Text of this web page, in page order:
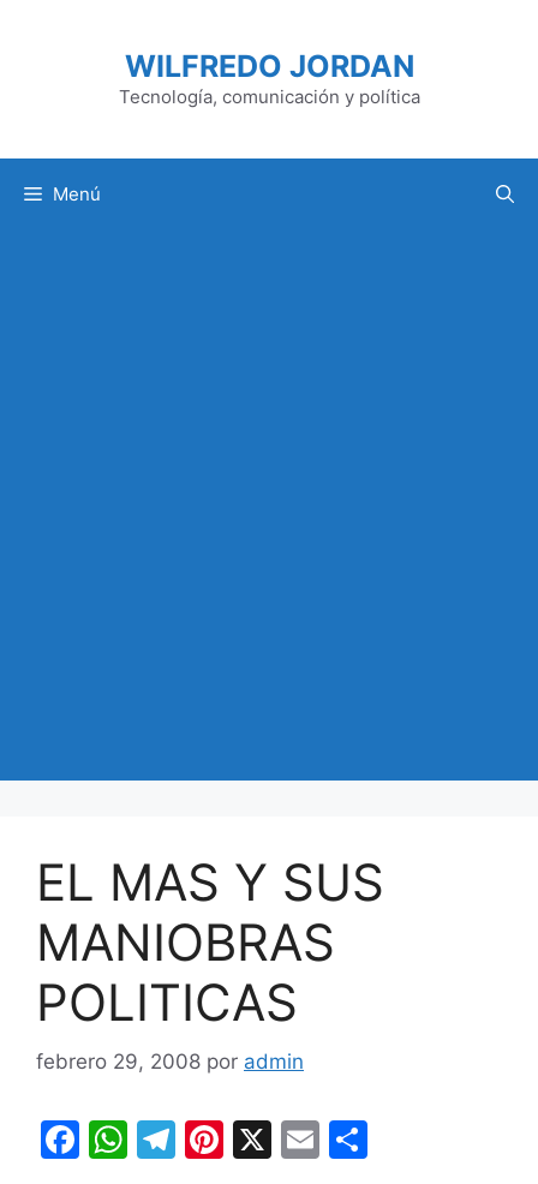
WILFREDO JORDAN
Tecnología, comunicación y política
Menú
EL MAS Y SUS
MANIOBRAS
POLITICAS
febrero 29, 2008 por admin
F
W T
Pi X
E